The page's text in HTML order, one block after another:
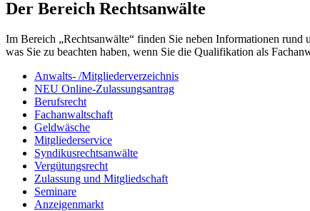
Der Bereich Rechtsanwälte
Im Bereich „Rechtsanwälte“ finden Sie neben Informationen
was Sie zu beachten haben, wenn Sie die Qualifikation als
Anwalts- /Mitgliederverzeichnis
NEU Online-Zulassungsantrag
Berufsrecht
Fachanwaltschaft
Geldwäsche
Mitgliederservice
Syndikusrechtsanwälte
Vergütungsrecht
Zulassung und Mitgliedschaft
Seminare
Anzeigenmarkt